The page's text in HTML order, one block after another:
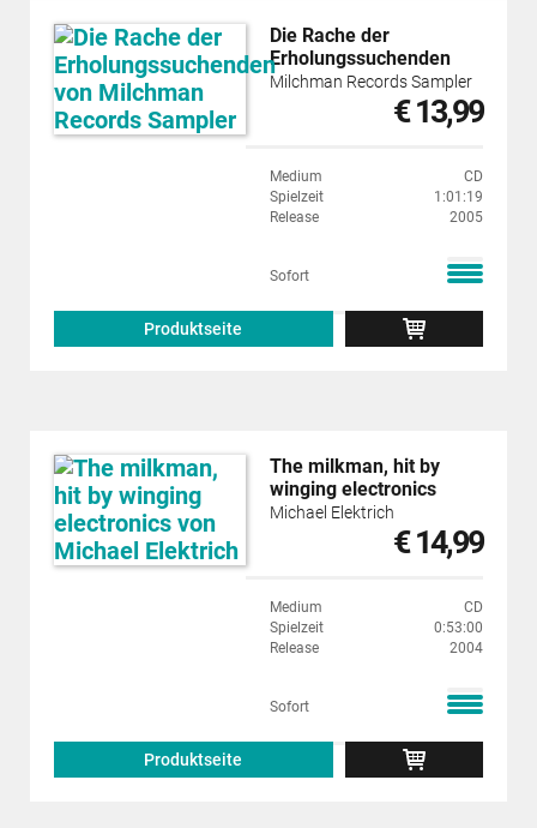
Die Rache der
Erholungssuchenden
Milchman Records Sampler
€ 13,99
Medium
CD
Spielzeit
1:01:19
Release
2005
Sofort
Produktseite
The milkman, hit by
winging electronics
Michael Elektrich
€ 14,99
Medium
CD
Spielzeit
0:53:00
Release
2004
Sofort
Produktseite